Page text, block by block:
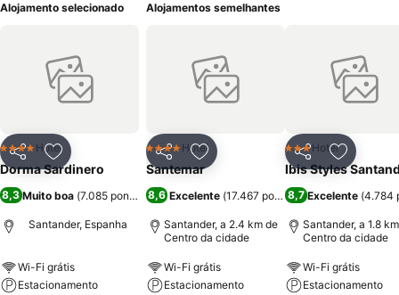
quarto e serviço de quartos. Existem comodidades para pessoas
banquetes, elevador, lavandaria, limpeza a seco, serviço de
engomadoria, recepção 24 horas, fax/fotocopiadora e cofre. Nas
áreas comuns do hotel está disponível acesso wi-fi gratuito. Existe
hotel. Não são permitidos animais de estimação.
Alojamento selecionado
PartilharAdicionar aos favoritos
4 EstrelasHotel
Dorma Sardinero
8,3 Muito boa (7.085 pontuações)
Santander, Espanha
Wi-Fi grátis
Estacionamento
Alojamentos semelhantes
PartilharAdicionar aos favoritos
4 EstrelasHotel
Santemar
8,6 Excelente (17.467 pontuações)
Santander, a 2.4 km de
Centro da cidade
Wi-Fi grátis
Estacionamento
Partilhar
3 Estrelas
Hotel
Ibis Styles
8,7 Excelente (4.784
Santander, a 1.8
Centro da cidade
Wi-Fi grátis
Estacionamento